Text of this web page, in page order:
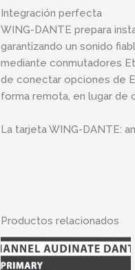
Integración perfecta
WING-DANTE prepara
garantizando un sonido
mediante conmutadores
de conectar opciones de
forma remota, en lugar de
La tarjeta WING-DANTE:
Productos relacionados